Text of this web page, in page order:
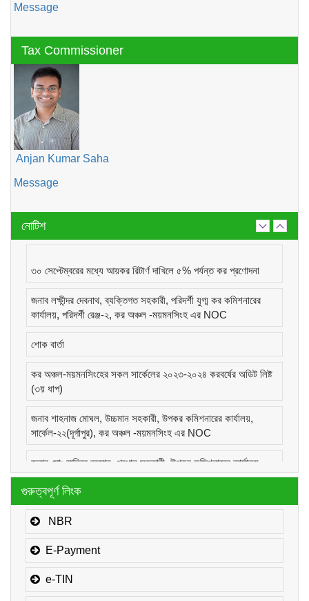
Message
Tax Commissioner
Anjan Kumar Saha
Message
নোটিশ
৩০ সেপ্টেম্বরের মধ্যে আয়কর রিটার্ণ দাখিলে ৫% পর্যন্ত কর প্রণোদনা
জনাব লক্ষীন্দর দেবনাথ, ব্যক্তিগত সহকারী, পরিদর্শী যুগ্ম কর কমিশনারের
কার্যালয়, পরিদর্শী রেঞ্জ-২, কর অঞ্চল -ময়মনসিংহ এর NOC
শোক বার্তা
কর অঞ্চল-ময়মনসিংহের সকল সার্কেলের ২০২৩-২০২৪ করবর্ষের অডিট লিষ্ট
(৩য় ধাপ)
জনাব শাহনাজ মোঘল, উচ্চমান সহকারী, উপকর কমিশনারের কার্যালয়,
সার্কেল-২২(দূর্গাপুর), কর অঞ্চল -ময়মনসিংহ এর NOC
জনাব মোঃ হাবিবুর রহমান, প্রধান সহকারী, উপকর কমিশনারের কার্যালয়,
সার্কেল-১(কোম্পানীজ), কর অঞ্চল -ময়মনসিংহ এর NOC
জনাব মোঃ মোরাদুজ্জামান, সাঁট মুদ্রাক্ষরিক কাম-কম্পিউটার অপারেটর, উপকর
কমিশনারের কার্যালয়, সার্কেল-১(কোম্পানীজ), কর অঞ্চল -ময়মনসিংহ এর
গুরুত্বপূর্ণ লিংক
NBR
E-Payment
e-TIN